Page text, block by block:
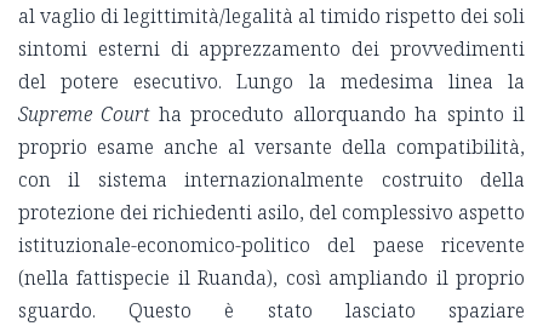
al vaglio di legittimità/legalità al timido rispetto dei soli
sintomi esterni di apprezzamento dei provvedimenti
del potere esecutivo. Lungo la medesima linea la
Supreme Courtha proceduto allorquando ha spinto il
proprio esame anche al versante della compatibilità,
con il sistema internazionalmente costruito della
protezione dei richiedenti asilo, del complessivo aspetto
istituzionale-economico-politico del paese ricevente
(nella fattispecie il Ruanda), così ampliando il proprio
sguardo. Questo è stato lasciato spaziare